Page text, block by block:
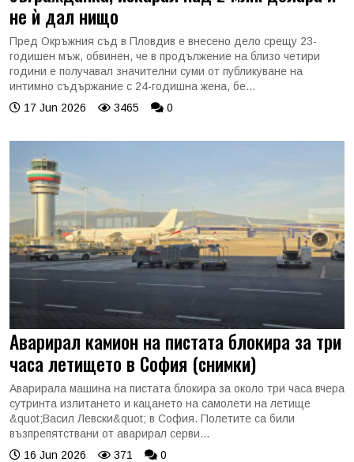
не ѝ дал нищо
Пред Окръжния съд в Пловдив е внесено дело срещу 23-
годишен мъж, обвинен, че в продължение на близо четири
години е получавал значителни суми от публикуване на
интимно съдържание с 24-годишна жена, бе...
17 Jun 2026
3465 0
Аварирал камион на пистата блокира за три
часа летището в София (снимки)
Аварирала машина на пистата блокира за около три часа вчера
сутринта излитането и кацането на самолети на летище
&quot;Васил Левски&quot; в София. Полетите са били
възпрепятствани от аварирал серви...
16 Jun 2026
371 0